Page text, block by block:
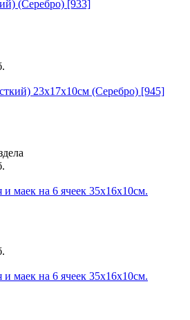
(Серебро) [933]
23х17х10см (Серебро) [945]
маек на 6 ячеек 35х16х10см.
маек на 6 ячеек 35х16х10см.